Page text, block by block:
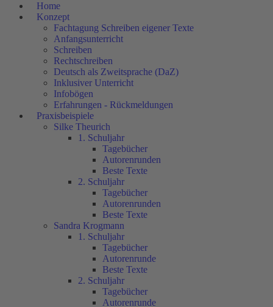
Home
Konzept
Fachtagung Schreiben eigener Texte
Anfangsunterricht
Schreiben
Rechtschreiben
Deutsch als Zweitsprache (DaZ)
Inklusiver Unterricht
Infobögen
Erfahrungen - Rückmeldungen
Praxisbeispiele
Silke Theurich
1. Schuljahr
Tagebücher
Autorenrunden
Beste Texte
2. Schuljahr
Tagebücher
Autorenrunden
Beste Texte
Sandra Krogmann
1. Schuljahr
Tagebücher
Autorenrunde
Beste Texte
2. Schuljahr
Tagebücher
Autorenrunde